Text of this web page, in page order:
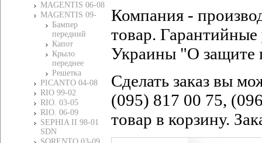
MAGENTIS 06-08
MAGENTIS 09-
Бампер
передний
Капот
Крыло
переднее
Решетка
PICANTO 04-08
RIO 99-02
RIO. 03-05
RIO. 06-09
SEPHIA II 98-01
SDN
Компания -
товар. Гарантийные
Украины "О защите
Сделать заказ вы
(095) 817 00 75,
товар в корзину.